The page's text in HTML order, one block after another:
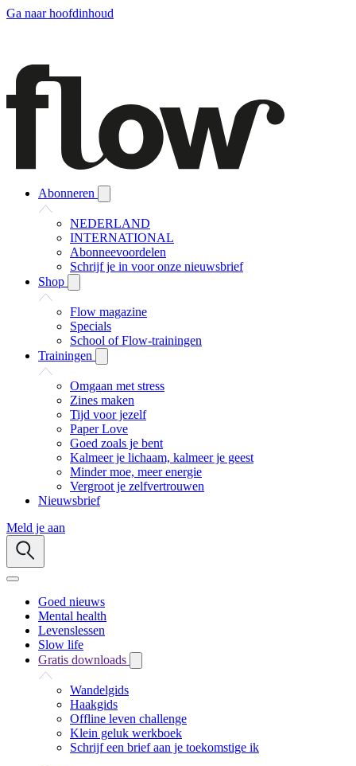
Ga naar hoofdinhoud
Abonneren
NEDERLAND
INTERNATIONAL
Abonneevoordelen
Schrijf je in voor onze nieuwsbrief
Shop
Flow magazine
Specials
School of Flow-trainingen
Trainingen
Omgaan met stress
Zines maken
Tijd voor jezelf
Paper Love
Goed zoals je bent
Kalmeer je lichaam, kalmeer je geest
Minder moe, meer energie
Vergroot je zelfvertrouwen
Nieuwsbrief
Meld je aan
Goed nieuws
Mental health
Levenslessen
Slow life
Gratis downloads
Wandelgids
Haakgids
Offline leven challenge
Klein geluk werkboek
Schrijf een brief aan je toekomstige ik